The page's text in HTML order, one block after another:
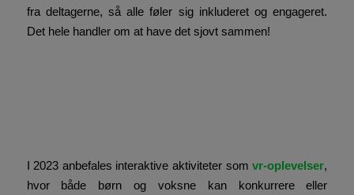
fra deltagerne, så alle føler sig inkluderet og engageret.
Det hele handler om at have det sjovt sammen!
I 2023 anbefales interaktive aktiviteter somvr-oplevelser,
hvor både børn og voksne kan konkurrere eller